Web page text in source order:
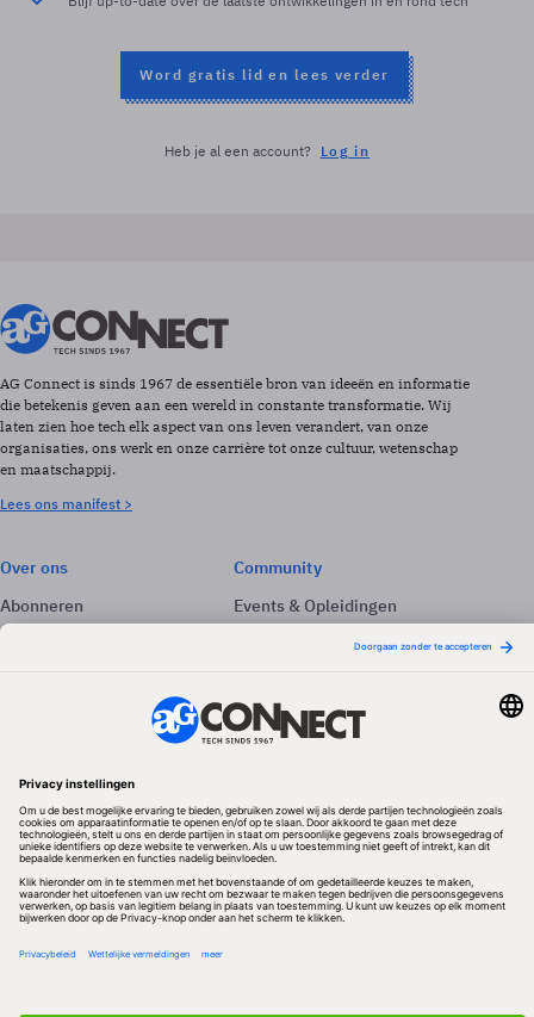
Word gratis lid en lees verder
Heb je al een account? Log in
AG Connect is sinds 1967 de essentiële bron van ideeën en informatie
die betekenis geven aan een wereld in constante transformatie. Wij
laten zien hoe tech elk aspect van ons leven verandert, van onze
organisaties, ons werk en onze carrière tot onze cultuur, wetenschap
en maatschappij.
Lees ons manifest >
Over ons
Abonneren
Adverteren
Community
Events & Opleidingen
Volg ons
Redactionele partner
Algemene Voorwaarden & Copyrights